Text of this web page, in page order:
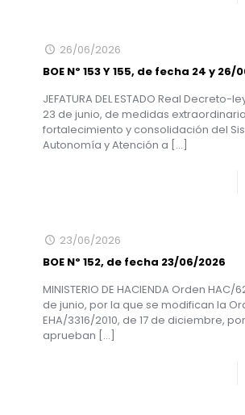
26/06/2026
BOE Nº 153 Y 155, de fecha 24 y 26/
JEFATURA DEL ESTADO Real Decreto-
23 de junio, de medidas
fortalecimiento y consolidación del
Autonomía y Atención a […]
23/06/2026
BOE Nº 152, de fecha 23/06/2026
MINISTERIO DE HACIENDA Orden HAC/
de junio, por la que se modifican la
EHA/3316/2010, de 17 de diciembre,
aprueban […]